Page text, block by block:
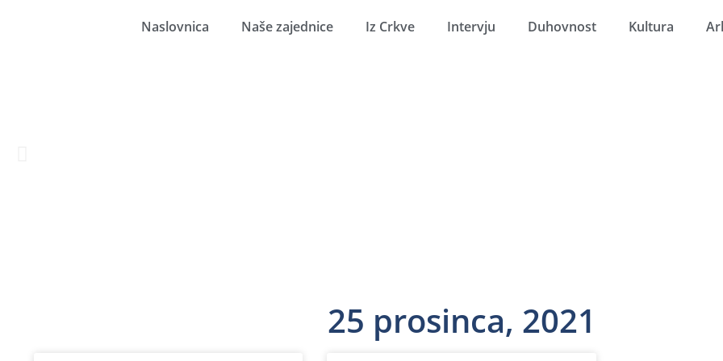
Naslovnica Naše zajednice Iz Crkve Intervju Duhovnost Kultura
25 prosinca, 2021